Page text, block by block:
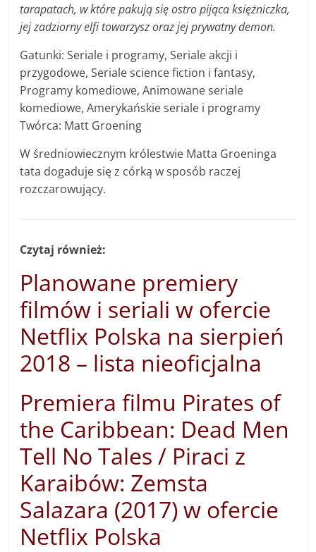
tarapatach, w które pakują się ostro pijąca księżniczka,
jej zadziorny elfi towarzysz oraz jej prywatny demon.
Gatunki: Seriale i programy, Seriale akcji i
przygodowe, Seriale science fiction i fantasy,
Programy komediowe, Animowane seriale
komediowe, Amerykańskie seriale i programy
Twórca: Matt Groening
W średniowiecznym królestwie Matta Groeninga
tata dogaduje się z córką w sposób raczej
rozczarowujący.
Czytaj również:
Planowane premiery
filmów i seriali w ofercie
Netflix Polska na sierpień
2018 – lista nieoficjalna
Premiera filmu Pirates of
the Caribbean: Dead Men
Tell No Tales / Piraci z
Karaibów: Zemsta
Salazara (2017) w ofercie
Netflix Polska